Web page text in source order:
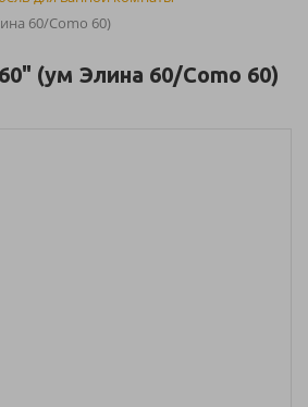
60/Como 60)
(ум Элина 60/Como 60)